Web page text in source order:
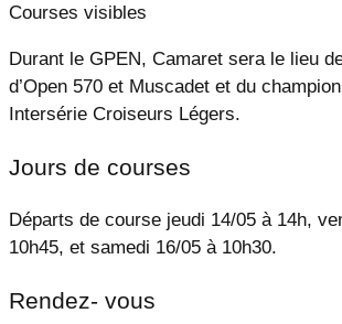
Courses visibles
Durant le GPEN, Camaret sera le lieu
d’Open 570 et Muscadet et du
Intersérie Croiseurs Légers.
Jours de courses
Départs de course jeudi 14/05 à 14h,
10h45, et samedi 16/05 à 10h30.
Rendez- vous